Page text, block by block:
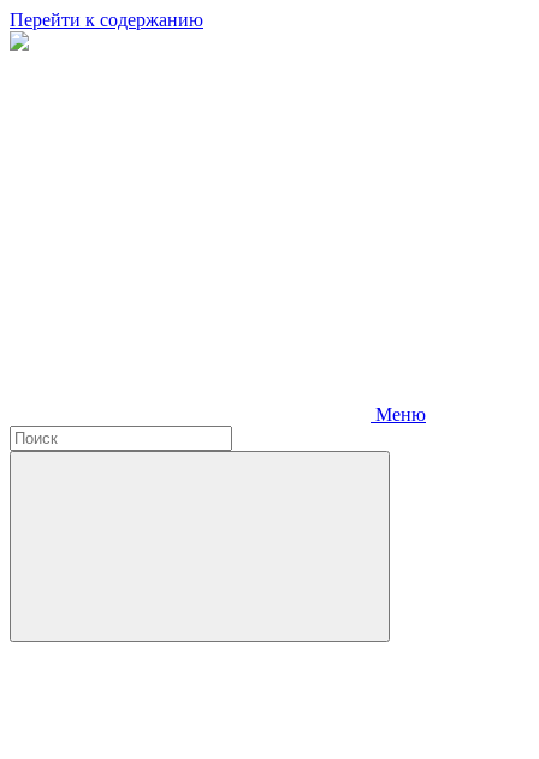
Перейти к содержанию
Меню